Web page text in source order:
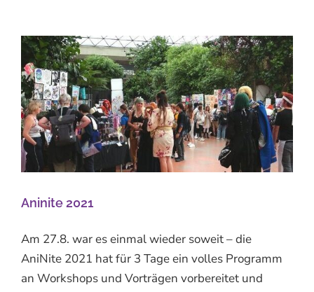
Aninite 2021
Am 27.8. war es einmal wieder soweit – die
AniNite 2021 hat für 3 Tage ein volles Programm
an Workshops und Vorträgen vorbereitet und